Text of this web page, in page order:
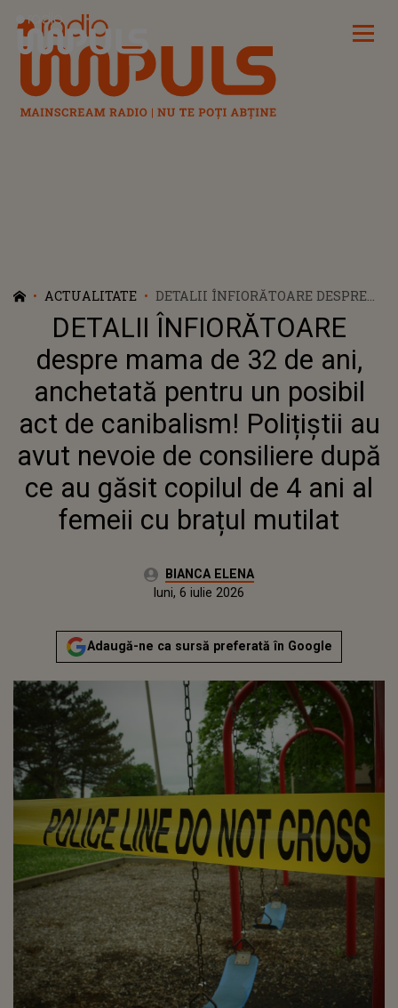
Radio Impuls
ACTUALITATE
DETALII ÎNFIORĂTOARE DESPRE
MAMA DE 32 DE ANI, ANCHETATĂ
PENTRU UN POSIBIL ACT DE
CANIBALISM! POLIȚIȘTII AU AVUT
NEVOIE DE CONSILIERE DUPĂ CE
AU GĂSIT COPILUL DE 4 ANI AL
FEMEII CU BRAȚUL MUTILAT
DETALII ÎNFIORĂTOARE
despre mama de 32 de ani,
anchetată pentru un posibil
act de canibalism! Polițiștii au
avut nevoie de consiliere după
ce au găsit copilul de 4 ani al
femeii cu brațul mutilat
Autor:BIANCA ELENA
Publicat:
luni, 6 iulie 2026
Adaugă-ne ca sursă preferată în Google